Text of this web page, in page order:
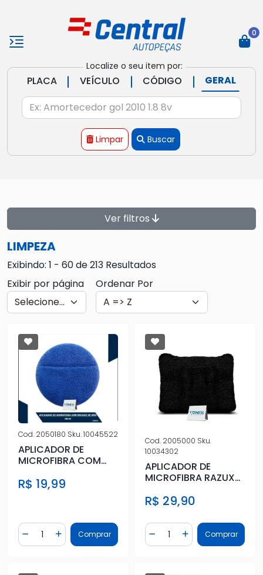
Localize o seu item por:
PLACA | VEÍCULO | CÓDIGO | GERAL
Limpar Buscar
0
Ver filtros
LIMPEZA
Exibindo: 1 - 60 de 213 Resultados
Exibir por página
Ordenar Por
Cod. 2050180 Sku.10045522
APLICADOR DE
MICROFIBRA COM
R$ 19,99
Diminuir Quantidade
Quantidade
Adicionar Quantidade
Comprar
Cod. 2005000 Sku.
10034302
APLICADOR DE
MICROFIBRA RAZUX
R$ 29,90
Diminuir Quantidade
Quantidade
AdicionarComprar